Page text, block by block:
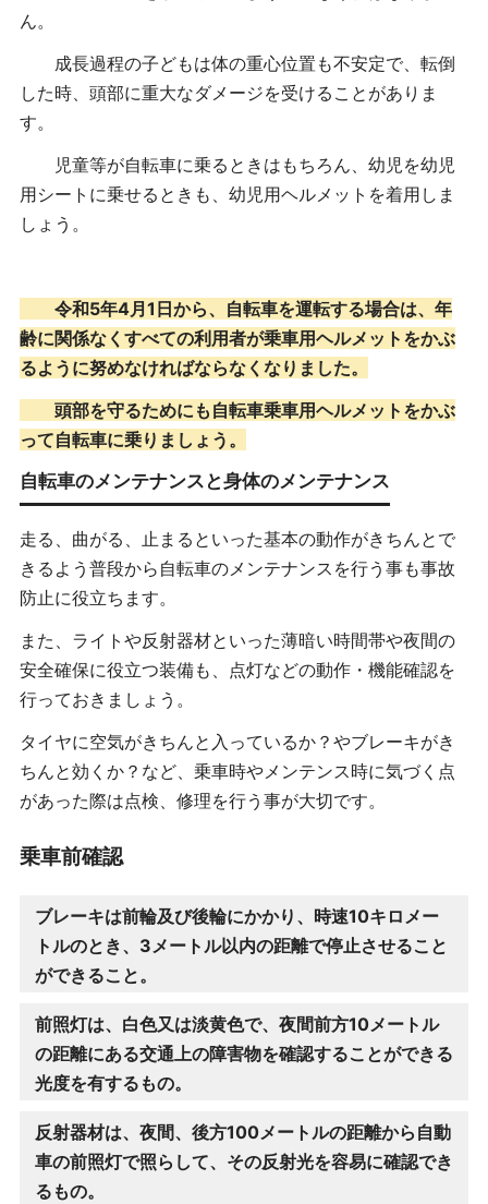
ん。
成長過程の子どもは体の重心位置も不安定で、転倒
した時、頭部に重大なダメージを受けることがありま
す。
児童等が自転車に乗るときはもちろん、幼児を幼児
用シートに乗せるときも、幼児用ヘルメットを着用しま
しょう。
令和5年4月1日から、自転車を運転する場合は、年
齢に関係なくすべての利用者が乗車用ヘルメットをかぶ
るように努めなければならなくなりました。
頭部を守るためにも自転車乗車用ヘルメットをかぶ
って自転車に乗りましょう。
自転車のメンテナンスと身体のメンテナンス
走る、曲がる、止まるといった基本の動作がきちんとで
きるよう普段から自転車のメンテナンスを行う事も事故
防止に役立ちます。
また、ライトや反射器材といった薄暗い時間帯や夜間の
安全確保に役立つ装備も、点灯などの動作・機能確認を
行っておきましょう。
タイヤに空気がきちんと入っているか？やブレーキがき
ちんと効くか？など、乗車時やメンテンス時に気づく点
があった際は点検、修理を行う事が大切です。
乗車前確認
ブレーキは前輪及び後輪にかかり、時速10キロメー
トルのとき、3メートル以内の距離で停止させること
ができること。
前照灯は、白色又は淡黄色で、夜間前方10メートル
の距離にある交通上の障害物を確認することができる
光度を有するもの。
反射器材は、夜間、後方100メートルの距離から自動
車の前照灯で照らして、その反射光を容易に確認でき
るもの。